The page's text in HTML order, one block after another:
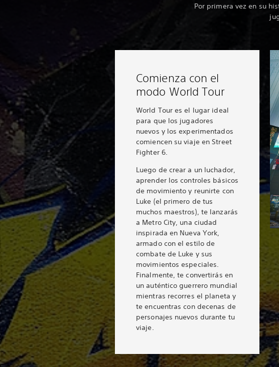
Por primera vez en su
Comienza con el
modo World Tour
World Tour es el lugar ideal
para que los jugadores
nuevos y los experimentados
comiencen su viaje en Street
Fighter 6.
Luego de crear a un luchador,
aprender los controles básicos
de movimiento y reunirte con
Luke (el primero de tus
muchos maestros), te lanzarás
a Metro City, una ciudad
inspirada en Nueva York,
armado con el estilo de
combate de Luke y sus
movimientos especiales.
Finalmente, te convertirás en
un auténtico guerrero mundial
mientras recorres el planeta y
te encuentras con decenas de
personajes nuevos durante tu
viaje.